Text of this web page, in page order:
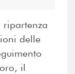
ripartenza
delle
il